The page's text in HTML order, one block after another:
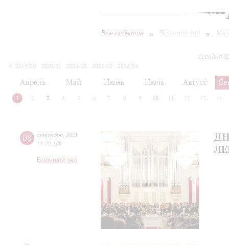
Все события Большой зал
сегодня
2019/20
2020/21 2021/22 2022/23
2023/24
Апрель Май Июнь Июль Август
1 2 3 4 5 6 7 8 9 10 11 12 13 14
08 сентября 2011
19:00 Чт
Большой зал